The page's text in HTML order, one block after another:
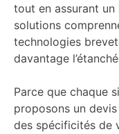
tout en assurant
solutions
technologies
davantage
Parce que chaque
proposons un
des spécificités de